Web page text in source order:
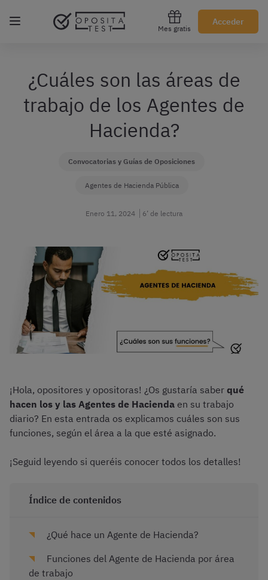
Mes gratis
Acceder
Regístrate gratis
¿Cuáles son las áreas de
trabajo de los Agentes de
Hacienda?
Convocatorias y Guías de Oposiciones
Agentes de Hacienda Pública
Enero 11, 2024 6’ de lectura
¡Hola, opositores y opositoras! ¿Os gustaría saber qué
hacen los y las Agentes de Hacienda en su trabajo
diario? En esta entrada os explicamos cuáles son sus
funciones, según el área a la que esté asignado.
¡Seguid leyendo si queréis conocer todos los detalles!
Índice de contenidos
¿Qué hace un Agente de Hacienda?
Funciones del Agente de Hacienda por área
de trabajo